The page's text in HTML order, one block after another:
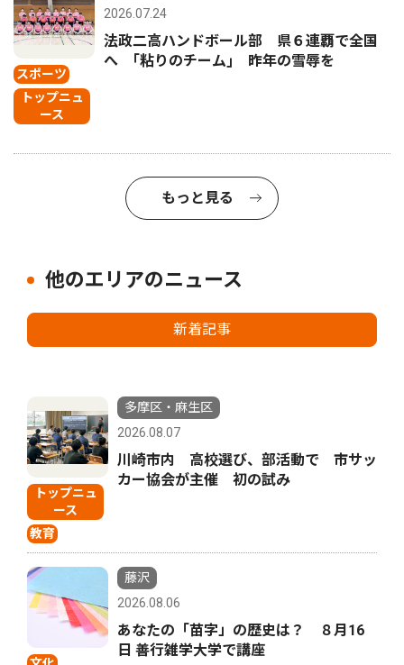
スポーツ
トップニュ
ース
2026.07.24
法政二高ハンドボール部 県６連覇で全国
へ ｢粘りのチーム｣ 昨年の雪辱を
もっと見る
他のエリアのニュース
新着記事
トップニュ
ース
教育
多摩区・麻生区
2026.08.07
川崎市内 高校選び、部活動で 市サッ
カー協会が主催 初の試み
藤沢
2026.08.06
あなたの「苗字」の歴史は？ ８月16
日 善行雑学大学で講座